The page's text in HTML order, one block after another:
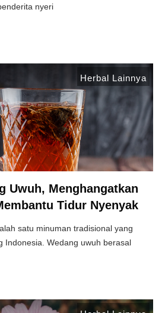
nyeri
Herbal Lainnya
Uwuh, Menghangatkan
Tidur Nyenyak
satu minuman tradisional yang
Indonesia. Wedang uwuh berasal